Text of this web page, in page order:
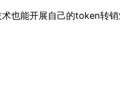
也能开展自己的token转